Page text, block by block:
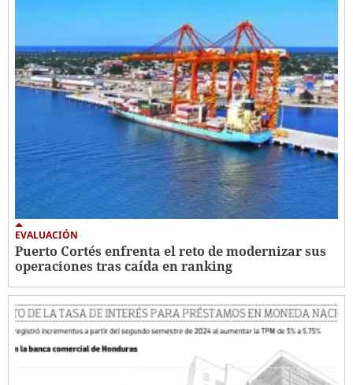
EVALUACIÓN
Puerto Cortés enfrenta el reto de modernizar sus
operaciones tras caída en ranking